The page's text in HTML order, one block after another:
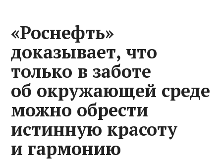
«Роснефть»
доказывает, что
только в заботе
об окружающей среде
можно обрести
истинную красоту
и гармонию